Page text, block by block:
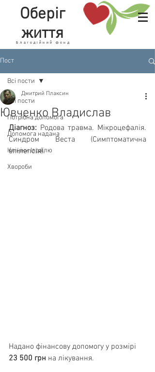
Оберіг
життя
Благодійний фонд
Пост
Всі пости
Потрібна допомога
Допомога надана
Клініки Ізраїлю
Хвороби
Всі пости
Ювченко Владислав
Дмитрий Плаксин
Діагноз: Родова травма. Мікроцефалія.
Синдром Веста (Симптоматична
епілепсія).
Надано фінансову допомогу у розмірі
23 500 грн на лікування.